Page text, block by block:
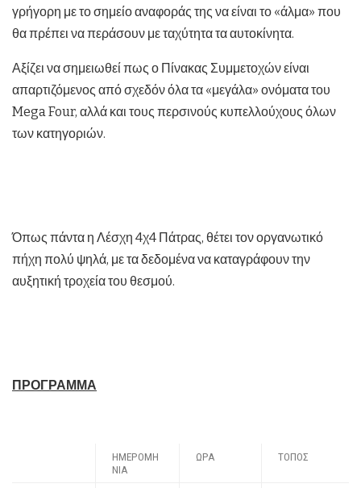
γρήγορη με το σημείο αναφοράς της να είναι το «άλμα» που
θα πρέπει να περάσουν με ταχύτητα τα αυτοκίνητα.
Αξίζει να σημειωθεί πως ο Πίνακας Συμμετοχών είναι
απαρτιζόμενος από σχεδόν όλα τα «μεγάλα» ονόματα του
Mega Four, αλλά και τους περσινούς κυπελλούχους όλων
των κατηγοριών.
Όπως πάντα η Λέσχη 4χ4 Πάτρας, θέτει τον οργανωτικό
πήχη πολύ ψηλά, με τα δεδομένα να καταγράφουν την
αυξητική τροχεία του θεσμού.
ΠΡΟΓΡΑΜΜΑ
ΗΜΕΡΟΜΗ
ΝΙΑ
ΩΡΑ ΤΟΠΟΣ